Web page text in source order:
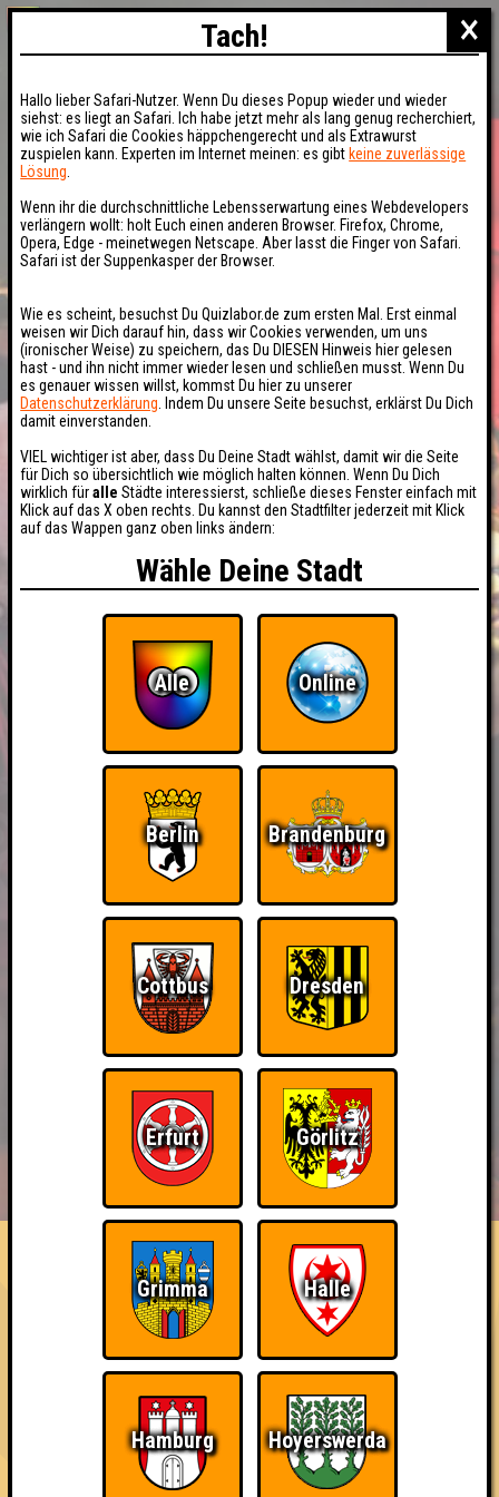
HIGHSCORE RESERVIERUNG
FAQ ÜBER UNS
Bin ich schon drin?
Nimm an einem Online-Quiz teil
~ Noch nicht erreicht ~
×
Tach!
Hallo lieber Safari-Nutzer. Wenn Du dieses Popup wieder und wieder
siehst: es liegt an Safari. Ich habe jetzt mehr als lang genug recherchiert,
wie ich Safari die Cookies häppchengerecht und als Extrawurst
zuspielen kann. Experten im Internet meinen: es gibt keine zuverlässige
Lösung
Wenn ihr die durchschnittliche Lebensserwartung eines Webdevelopers
verlängern wollt: holt Euch einen anderen Browser. Firefox, Chrome,
Opera, Edge - meinetwegen Netscape. Aber lasst die Finger von Safari.
Safari ist der Suppenkasper der Browser.
Wie es scheint, besuchst Du Quizlabor.de zum ersten Mal. Erst einmal
weisen wir Dich darauf hin, dass wir Cookies verwenden, um uns
(ironischer Weise) zu speichern, das Du DIESEN Hinweis hier gelesen
hast - und ihn nicht immer wieder lesen und schließen musst. Wenn Du
es genauer wissen willst, kommst Du hier zu unserer
Datenschutzerklärung . Indem Du unsere Seite besuchst, erklärst Du Dich
damit einverstanden.
VIEL wichtiger ist aber, dass Du Deine Stadt wählst, damit wir die Seite
für Dich so übersichtlich wie möglich halten können. Wenn Du Dich
wirklich füralle Städte interessierst, schließe dieses Fenster einfach mit
Klick auf das X oben rechts. Du kannst den Stadtfilter jederzeit mit Klick
auf das Wappen ganz oben links ändern:
Wähle Deine Stadt
Alle Online
Berlin Brandenburg
Cottbus Dresden
Erfurt Görlitz
Grimma Halle
Hamburg Hoyerswerda